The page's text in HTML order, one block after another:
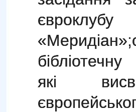
євроклубу
«Меридіан»;
бібліотечну
які